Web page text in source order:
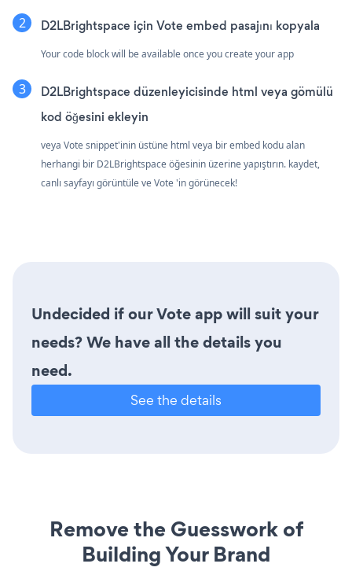
D2LBrightspace için Vote embed pasajını kopyala
Your code block will be available once you create your app
D2LBrightspace düzenleyicisinde html veya gömülü
kod öğesini ekleyin
veya Vote snippet'inin üstüne html veya bir embed kodu alan
herhangi bir D2LBrightspace öğesinin üzerine yapıştırın. kaydet,
canlı sayfayı görüntüle ve Vote 'in görünecek!
Undecided if our Vote app will suit your
needs? We have all the details you
need.
See the details
Remove the Guesswork of
Building Your Brand